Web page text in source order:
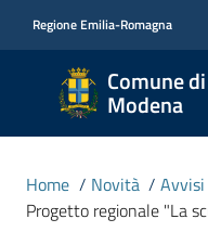
Regione Emilia-Romagna
Comune di
Modena
Comune
di
Modena
CIVICA
MONET
Home / Novità / Avvisi
Progetto regionale "La